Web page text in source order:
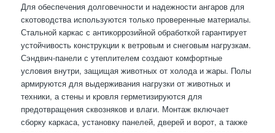
Для обеспечения долговечности и надежности ангаров для
скотоводства используются только проверенные материалы.
Стальной каркас с антикоррозийной обработкой гарантирует
устойчивость конструкции к ветровым и снеговым нагрузкам.
Сэндвич-панели с утеплителем создают комфортные
условия внутри, защищая животных от холода и жары. Полы
армируются для выдерживания нагрузки от животных и
техники, а стены и кровля герметизируются для
предотвращения сквозняков и влаги. Монтаж включает
сборку каркаса, установку панелей, дверей и ворот, а также